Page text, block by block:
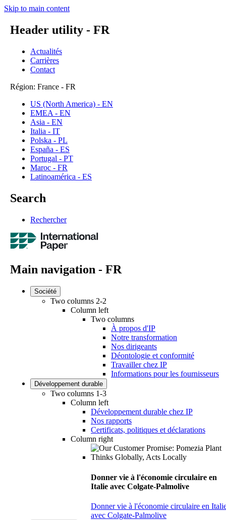
Skip to main content
Header utility - FR
Actualités
Carrières
Contact
Région: France - FR
US (North America) - EN
EMEA - EN
Asia - EN
Italia - IT
Polska - PL
España - ES
Portugal - PT
Maroc - FR
Latinoamérica - ES
Search
Rechercher
Main navigation - FR
Société
Two columns 2-2
Column left
Two columns
À propos d'IP
Notre transformation
Nos dirigeants
Déontologie et conformité
Travailler chez IP
Informations pour les fournisseurs
Développement durable
Two columns 1-3
Column left
Développement durable chez IP
Nos rapports
Certificats, politiques et déclarations
Column right
Donner vie à l'économie circulaire en
Italie avec Colgate-Palmolive
Donner vie à l'économie circulaire en
avec Colgate-Palmolive